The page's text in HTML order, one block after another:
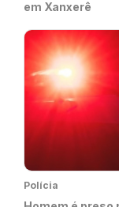
em Xanxerê
Polícia